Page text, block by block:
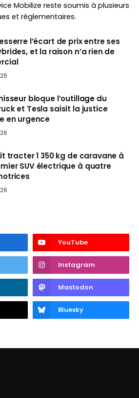
Mobilize reste soumis à plusieurs
et réglementaires.
l’écart de prix entre ses
et la raison n’a rien de
bloque l’outillage du
et Tesla saisit la justice
en urgence
tracter 1 350 kg de caravane à
SUV électrique à quatre
YouTube
Instagram
Mastodon
Bluesky